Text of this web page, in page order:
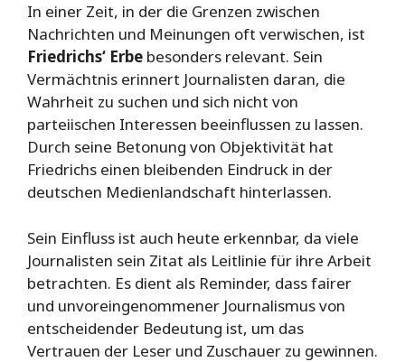
In einer Zeit, in der die Grenzen zwischen
Nachrichten und Meinungen oft verwischen, ist
Friedrichs‘ Erbe besonders relevant. Sein
Vermächtnis erinnert Journalisten daran, die
Wahrheit zu suchen und sich nicht von
parteiischen Interessen beeinflussen zu lassen.
Durch seine Betonung von Objektivität hat
Friedrichs einen bleibenden Eindruck in der
deutschen Medienlandschaft hinterlassen.
Sein Einfluss ist auch heute erkennbar, da viele
Journalisten sein Zitat als Leitlinie für ihre Arbeit
betrachten. Es dient als Reminder, dass fairer
und unvoreingenommener Journalismus von
entscheidender Bedeutung ist, um das
Vertrauen der Leser und Zuschauer zu gewinnen.